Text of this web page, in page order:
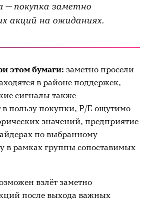
— покупка заметно
акций на ожиданиях.
этом бумаги: заметно просели
в районе поддержек,
сигналы также
в пользу покупки, P/E ощутимо
значений, предприятие
по выбранному
в рамках группы сопоставимых
взлёт заметно
после выхода важных